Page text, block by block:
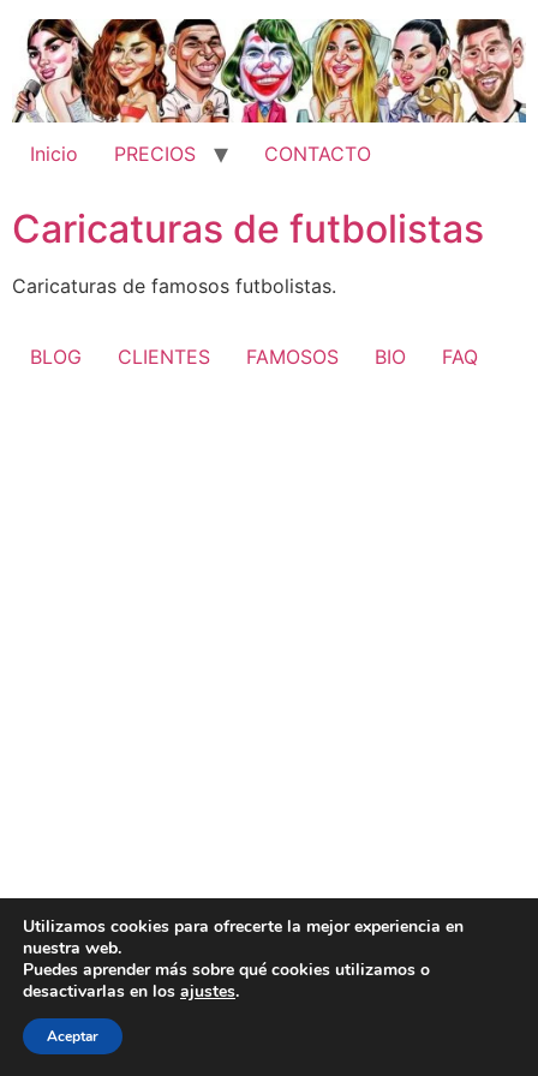
contenido
Inicio PRECIOS CONTACTO
Caricaturas de futbolistas
Caricaturas de famosos futbolistas.
BLOG CLIENTES FAMOSOS BIO FAQ
Utilizamos cookies para ofrecerte la mejor experiencia en
nuestra web.
Puedes aprender más sobre qué cookies utilizamos o
desactivarlas en los ajustes.
Aceptar